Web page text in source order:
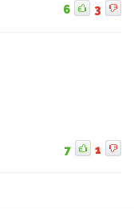
6 3
7 1